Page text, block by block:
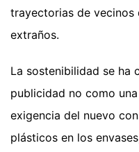
trayectorias de vecinos
extraños.
La sostenibilidad se ha
publicidad no como
exigencia del nuevo
plásticos en los